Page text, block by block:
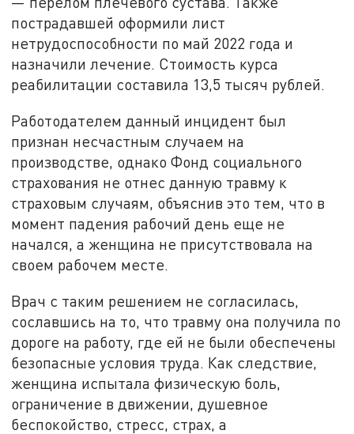
пострадавшей оформили лист
нетрудоспособности по май 2022 года и
назначили лечение. Стоимость курса
реабилитации составила 13,5 тысяч рублей.
Работодателем данный инцидент был
признан несчастным случаем на
производстве, однако Фонд социального
страхования не отнес данную травму к
страховым случаям, объяснив это тем, что в
момент падения рабочий день еще не
начался, а женщина не присутствовала на
своем рабочем месте.
Врач с таким решением не согласилась,
сославшись на то, что травму она получила по
дороге на работу, где ей не были обеспечены
безопасные условия труда. Как следствие,
женщина испытала физическую боль,
ограничение в движении, душевное
беспокойство, стресс, страх, а